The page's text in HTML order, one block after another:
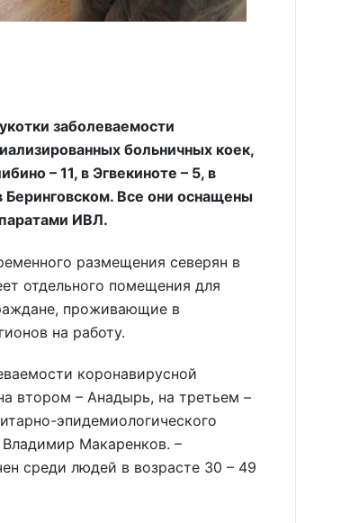
заболеваемости
больничных коек,
– 11, в Эгвекиноте – 5, в
Беринговском. Все они оснащены
ИВЛ.
размещения северян в
отдельного помещения для
проживающие в
на работу.
коронавирусной
втором – Анадырь, на третьем –
эпидемиологического
Макаренков. –
среди людей в возрасте 30 – 49